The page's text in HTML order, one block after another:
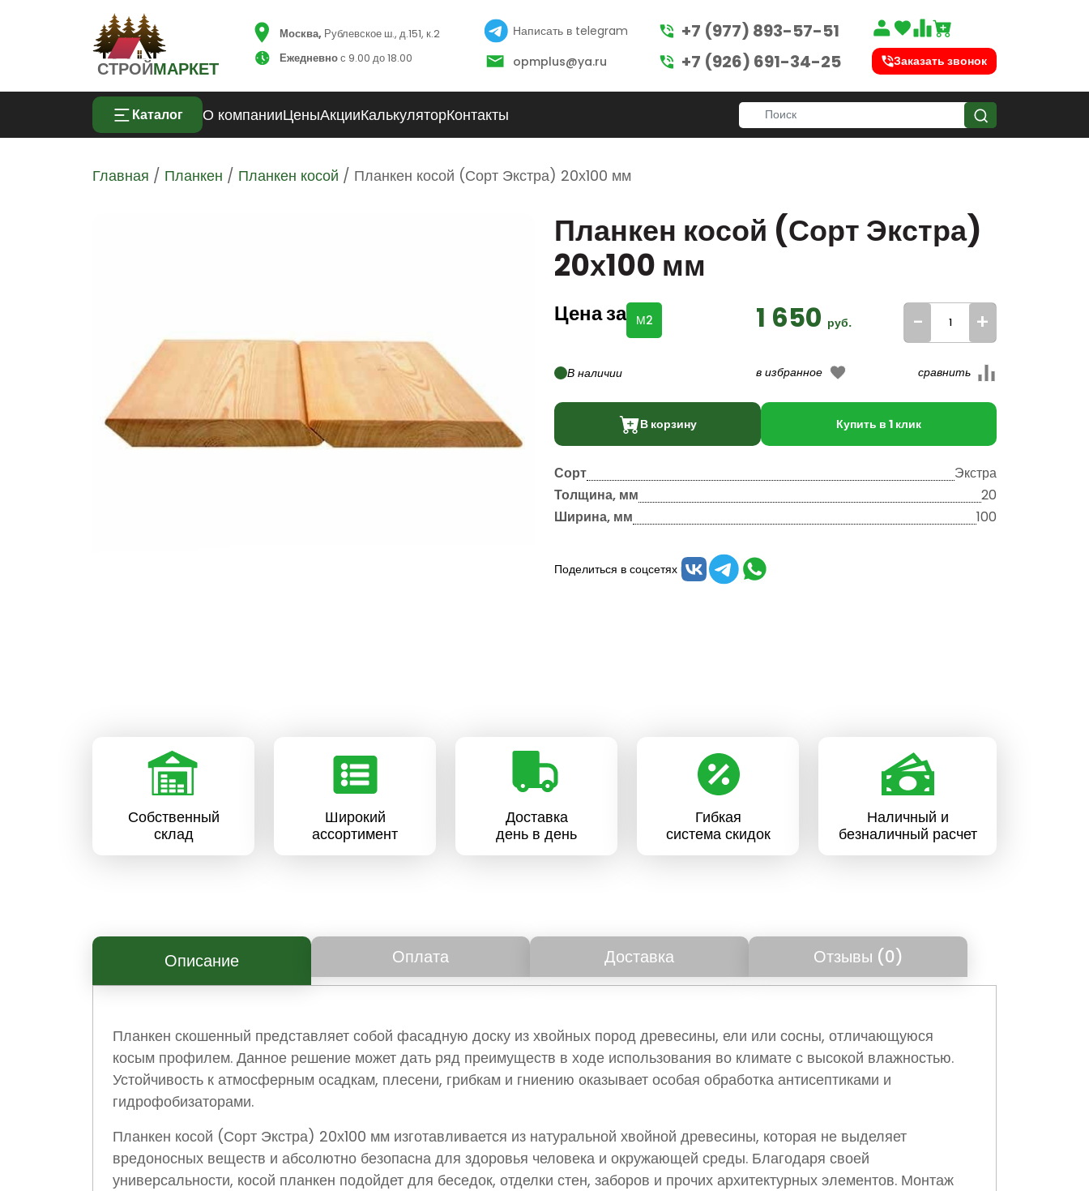
СТРОЙМАРКЕТ
Москва, Рублевское ш., д.151, к.2
Ежедневнос 9.00 до 18.00
Написать в telegram
opmplus@ya.ru
+7 (977) 893-57-51
+7 (926) 691-34-25
Заказать звонок
Каталог О компанииЦеныАкцииКалькуляторКонтакты
Главная / Планкен / Планкен косой / Планкен косой (Сорт Экстра) 20х100 мм
Планкен косой (Сорт Экстра)
20х100 мм
Цена за М2 1 650 руб. - +
В наличии
В корзину Купить в 1 клик
Сорт
Экстра
Толщина, мм
20
Ширина, мм
100
Поделиться в соцсетях
Собственный
склад
Широкий
ассортимент
Доставка
день в день
Гибкая
система скидок
Наличный и
безналичный расчет
Описание Оплата Доставка Отзывы (0)
Планкен скошенный представляет собой фасадную доску из хвойных пород древесины, ели или сосны, отличающуюся
косым профилем. Данное решение может дать ряд преимуществ в ходе использования во климате с высокой влажностью.
Устойчивость к атмосферным осадкам, плесени, грибкам и гниению оказывает особая обработка антисептиками и
гидрофобизаторами.
Планкен косой (Сорт Экстра) 20х100 мм изготавливается из натуральной хвойной древесины, которая не выделяет
вредоносных веществ и абсолютно безопасна для здоровья человека и окружающей среды. Благодаря своей
универсальности, косой планкен подойдет для беседок, отделки стен, заборов и прочих архитектурных элементов. Монтаж